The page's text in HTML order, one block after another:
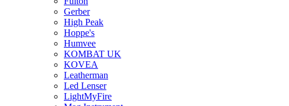
Gerber
High Peak
Hoppe's
Humvee
KOMBAT UK
KOVEA
Leatherman
Led Lenser
LightMyFire